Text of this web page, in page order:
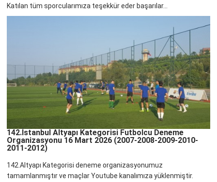
Katılan tüm sporcularımıza teşekkür eder başarılar...
142.İstanbul Altyapı Kategorisi Futbolcu Deneme
Organizasyonu 16 Mart 2026 (2007-2008-2009-2010-
2011-2012)
142.Altyapı Kategorisi deneme organizasyonumuz
tamamlanmıştır ve maçlar Youtube kanalımıza yüklenmiştir.